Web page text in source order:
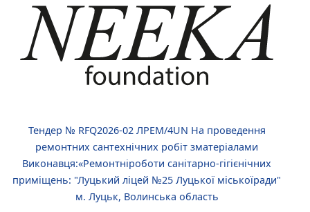
Тендер № RFQ2026-02 ЛРEM/4UN На проведення
ремонтних сантехнічних робіт зматеріалами
Виконавця:«Ремонтніроботи санітарно-гігієнічних
приміщень: "Луцький ліцей №25 Луцької міськоїради"
м. Луцьк, Волинська область